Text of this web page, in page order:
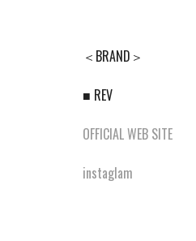
＜BRAND＞
■ REV
OFFICIAL WEB SITE
instaglam